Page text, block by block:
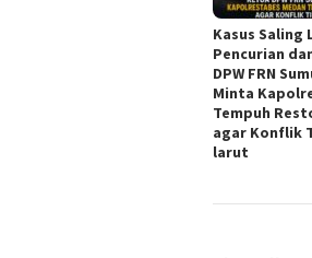
Kasus Saling
Pencurian
DPW FRN
Minta
Tempuh
agar Konflik
larut